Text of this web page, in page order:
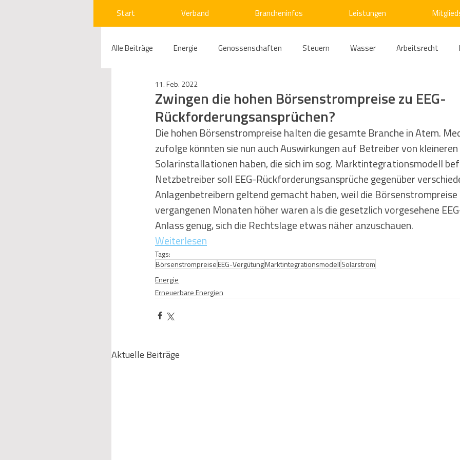
Start Verband Brancheninfos Leistungen
Alle Beiträge Energie Genossenschaften Steuern Wasser Arbeitsrecht
Compliance Gas
Beihilfenrecht Kraftwerke Kälte Verkehr Entsorgung/Abfall
Regulierung Wettbewerbs- und Kartellrecht Europarecht Wirtschafts- und
Telekommunikation Gesellschaftsrecht E-Mobilität Verwaltungsrecht
Zwingen die hohen Börsenstrompreise zu EEG-
Rückforderungsansprüchen?
11. Feb. 2022
Die hohen Börsenstrompreise halten die gesamte Branche in Atem.
zufolge könnten sie nun auch Auswirkungen auf Betreiber von kleineren
Solarinstallationen haben, die sich im sog. Marktintegrationsmodell
Netzbetreiber soll EEG-Rückforderungsansprüche gegenüber
Anlagenbetreibern geltend gemacht haben, weil die Börsenstrompreise
vergangenen Monaten höher waren als die gesetzlich vorgesehene
Anlass genug, sich die Rechtslage etwas näher anzuschauen.
Weiterlesen
Tags:
BörsenstrompreiseEEG-VergütungMarktintegrationsmodellSolarstrom
Energie
Erneuerbare Energien
Aktuelle Beiträge